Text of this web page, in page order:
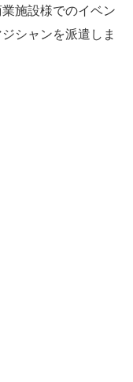
施設様でのイベン
シャンを派遣しま